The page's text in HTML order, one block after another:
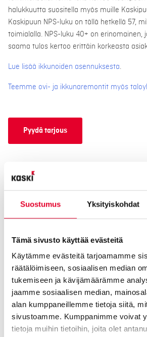
Suostumus Yksityiskohdat
Tämä sivusto käyttää evästeitä
Käytämme evästeitä tarjoamamme
räätälöimiseen, sosiaalisen median
tukemiseen ja kävijämäärämme
jaamme sosiaalisen median,
alan kumppaneillemme tietoja siitä,
sivustoamme. Kumppanimme voivat
tietoja muihin tietoihin, joita olet
halukkuutta suositella myös muille
Kaskipuun NPS-luku on tällä hetkellä 57,
toimialalla. NPS-luku 40+ on erinomainen,
saama tulos kertoo erittäin korkeasta
Lue lisää ikkunoiden asennuksesta.
Teemme ovi- ja ikkunaremontit myös
Pyydä tarjous
Oviremontti Kasken
Suunnittelu- ja
Kuuntelemme tarpeesi ja autamme
mukaiset ulko-ovet. Prikulleen taloosi